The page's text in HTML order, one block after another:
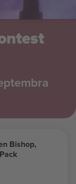
Bishop,